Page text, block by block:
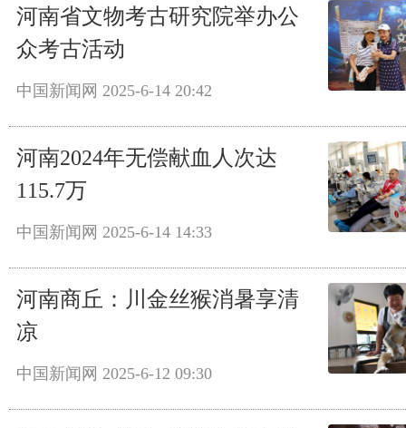
河南省文物考古研究院举办公
众考古活动
中国新闻网 2025-6-14 20:42
河南2024年无偿献血人次达
115.7万
中国新闻网 2025-6-14 14:33
河南商丘：川金丝猴消暑享清
凉
中国新闻网 2025-6-12 09:30